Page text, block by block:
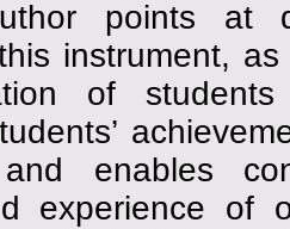
points at
instrument,
of
enables
experience of